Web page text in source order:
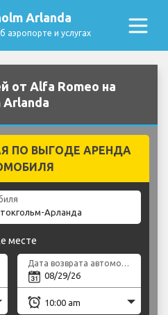
Arlanda
и услугах
от Alfa Romeo на
ПО ВЫГОДЕ АРЕНДА
месте
Дата возврата автомобиля